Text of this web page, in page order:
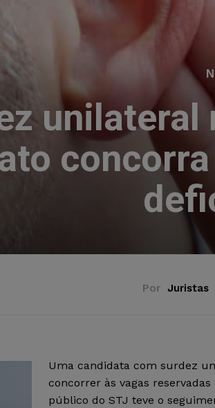
unilateral
Por Juristas
Uma candidata com surdez
concorrer às vagas
público do STJ teve o